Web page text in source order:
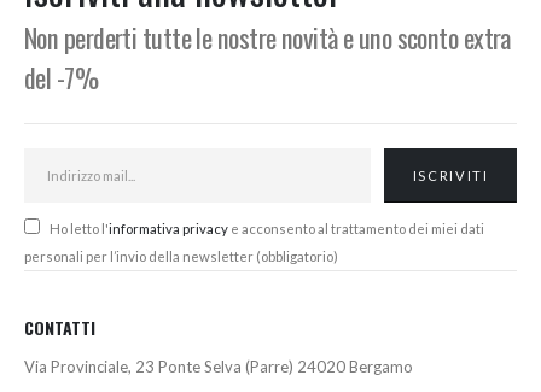
Non perderti tutte le nostre novità e uno sconto extra
del -7%
Ho letto l'informativa privacy e acconsento al trattamento dei miei dati
personali per l’invio della newsletter (obbligatorio)
CONTATTI
Via Provinciale, 23 Ponte Selva (Parre) 24020 Bergamo